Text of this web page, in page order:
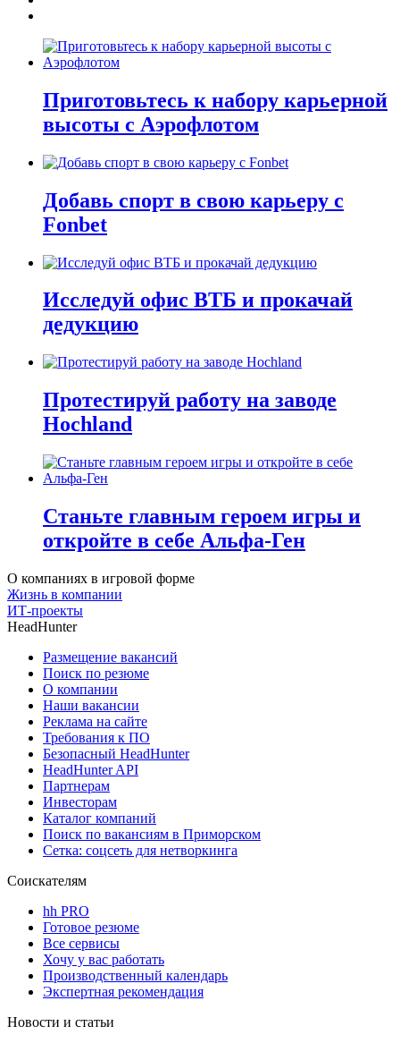
Приготовьтесь к набору карьерной
высоты с Аэрофлотом
Добавь спорт в свою карьеру с
Fonbet
Исследуй офис ВТБ и прокачай
дедукцию
Протестируй работу на заводе
Hochland
Станьте главным героем игры и
откройте в себе Альфа-Ген
О компаниях в игровой форме
Жизнь в компании
ИТ-проекты
HeadHunter
Размещение вакансий
Поиск по резюме
О компании
Наши вакансии
Реклама на сайте
Требования к ПО
Безопасный HeadHunter
HeadHunter API
Партнерам
Инвесторам
Каталог компаний
Поиск по вакансиям в Приморском
Сетка: соцсеть для нетворкинга
Соискателям
hh PRO
Готовое резюме
Все сервисы
Хочу у вас работать
Производственный календарь
Экспертная рекомендация
Новости и статьи